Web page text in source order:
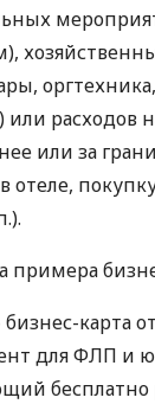
или расходов
или за
отеле,
).
примера
бизнес-карта
для ФЛП и
бесплатно